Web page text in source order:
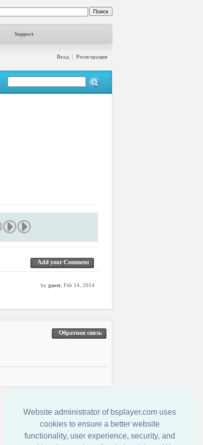
Website administrator of bsplayer.com uses
cookies to ensure a better website
functionality, user experience, security, and
Support
Вход | Регистрация
Add your Comment
by guest , Feb 14, 2014
Обратная связь